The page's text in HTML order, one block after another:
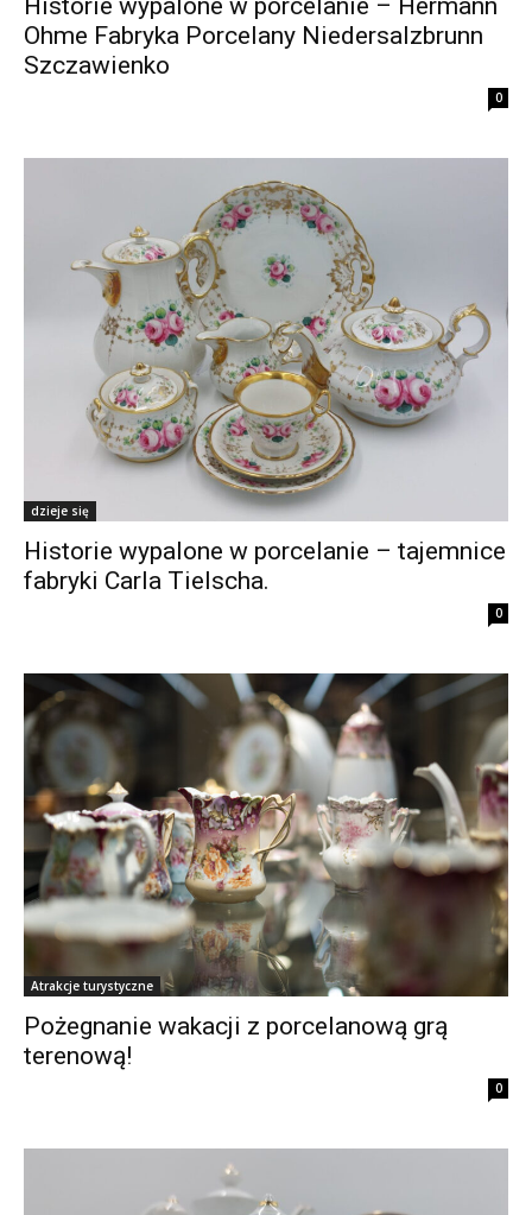
Historie wypalone w porcelanie – Hermann
Ohme Fabryka Porcelany Niedersalzbrunn
Szczawienko
0
dzieje się
Historie wypalone w porcelanie – tajemnice
fabryki Carla Tielscha.
0
Atrakcje turystyczne
Pożegnanie wakacji z porcelanową grą
terenową!
0